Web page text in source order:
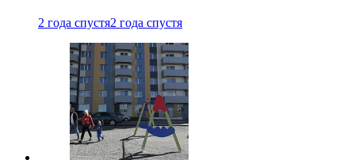
2 года спустя2 года спустя